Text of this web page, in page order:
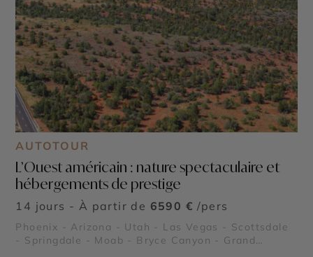
AUTOTOUR
L’Ouest américain : nature spectaculaire et
hébergements de prestige
14 jours - À partir de 6590 € /pers
Phoenix - Arizona - Utah - Las Vegas - Scottsdale
- Springdale - Moab - Bryce Canyon - Grand